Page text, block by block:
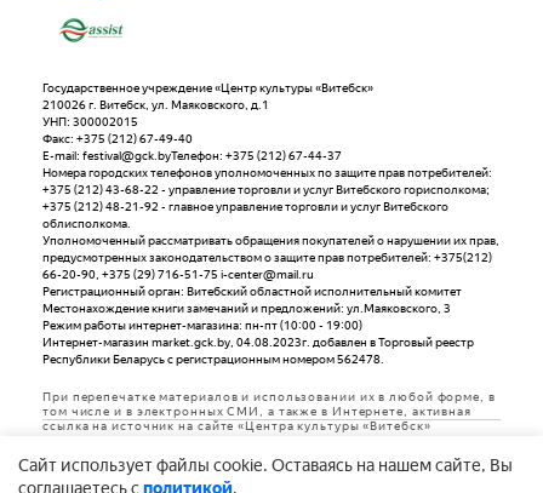
Cайт использует файлы cookie. Оставаясь на нашем сайте, Вы
соглашаетесь сполитикой.
Государственное учреждение «Центр культуры «Витебск»
210026 г. Витебск, ул. Маяковского, д.1
УНП: 300002015
Факс: +375 (212) 67-49-40
E-mail: festival@gck.byТелефон: +375 (212) 67-44-37
Номера городских телефонов уполномоченных по защите прав потребителей:
+375 (212) 43-68-22 - управление торговли и услуг Витебского горисполкома;
+375 (212) 48-21-92 - главное управление торговли и услуг Витебского
облисполкома.
Уполномоченный рассматривать обращения покупателей о нарушении их прав,
предусмотренных законодательством о защите прав потребителей: +375(212)
66-20-90, +375 (29) 716-51-75 i-center@mail.ru
Регистрационный орган: Витебский областной исполнительный комитет
Местонахождение книги замечаний и предложений: ул.Маяковского, 3
Режим работы интернет-магазина: пн-пт (10:00 - 19:00)
Интернет-магазин market.gck.by, 04.08.2023г. добавлен в Торговый реестр
Республики Беларусь с регистрационным номером 562478.
При перепечатке материалов и использовании их в любой форме, в
том числе и в электронных СМИ, а также в Интернете, активная
ссылка на источник на сайте «Центра культуры «Витебск»
Дизайн и разработка